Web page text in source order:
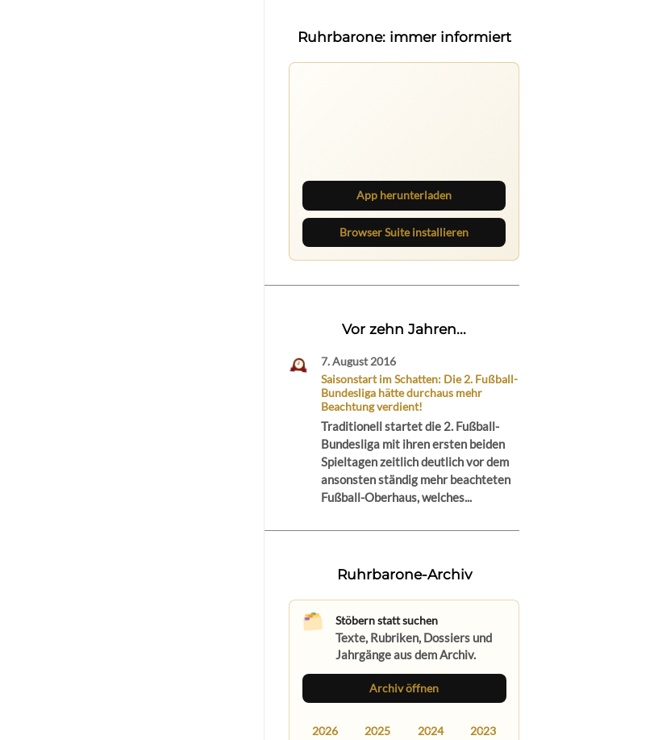
Ruhrbarone: immer informiert
App herunterladen
Browser Suite installieren
Vor zehn Jahren...
7. August 2016
Saisonstart im Schatten: Die 2. Fußball-
Bundesliga hätte durchaus mehr
Beachtung verdient!
Traditionell startet die 2. Fußball-
Bundesliga mit ihren ersten beiden
Spieltagen zeitlich deutlich vor dem
ansonsten ständig mehr beachteten
Fußball-Oberhaus, welches...
Ruhrbarone-Archiv
Stöbern statt suchen
Texte, Rubriken, Dossiers und
Jahrgänge aus dem Archiv.
Archiv öffnen
2026 2025 2024 2023